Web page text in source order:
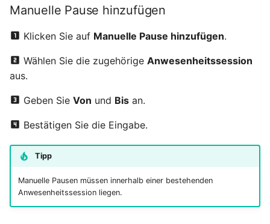
Manuelle Pause hinzufügen
Klicken Sie auf Manuelle Pause hinzufügen.
Wählen Sie die zugehörige Anwesenheitssession
aus.
Geben Sie Von und Bis an.
Bestätigen Sie die Eingabe.
Tipp
Manuelle Pausen müssen innerhalb einer bestehenden
Anwesenheitssession liegen.